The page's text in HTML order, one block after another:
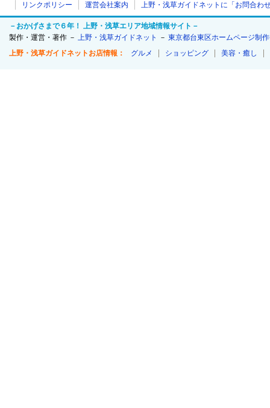
リンクポリシー 運営会社案内 上野・浅草ガイドネットに「お問合わ
－おかげさまで６年！ 上野・浅草エリア地域情報サイト－
製作・運営・著作 － 上野・浅草ガイドネット － 東京都台東区ホームページ制
上野・浅草ガイドネットお店情報：
グルメ ショッピング 美容・癒し